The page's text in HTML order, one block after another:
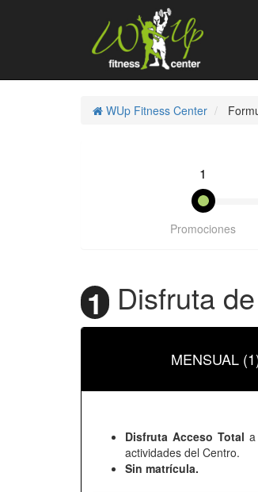
WUp Fitness Center
1
Promociones
1 Disfruta
MENSUAL
Disfruta Acceso Total
actividades del Centro.
Sin matrícula.